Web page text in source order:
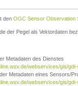
den OGC Sensor Observation
der Pegel als Vektordaten
Metadaten des Dienstes
webservices/gis/
Metadaten eines Sensors/
webservices/gis/